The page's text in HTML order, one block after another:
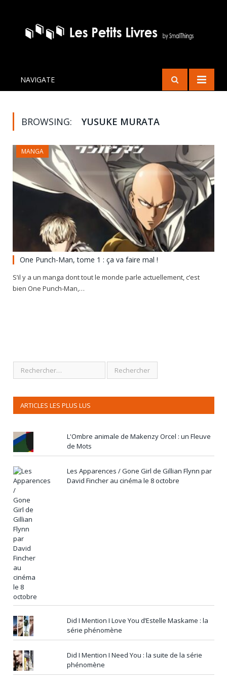
NAVIGATE
BROWSING: YUSUKE MURATA
MANGA
One Punch-Man, tome 1 : ça va faire mal !
S’il y a un manga dont tout le monde parle actuellement, c’est
bien One Punch-Man,…
ARTICLES LES PLUS LUS
L'Ombre animale de Makenzy Orcel : un Fleuve
de Mots
Les Apparences / Gone Girl de Gillian Flynn par
David Fincher au cinéma le 8 octobre
Did I Mention I Love You d’Estelle Maskame : la
série phénomène
Did I Mention I Need You : la suite de la série
phénomène